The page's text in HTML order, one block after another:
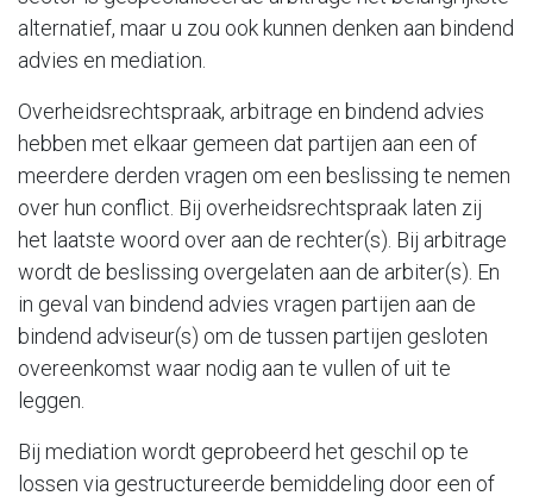
alternatief, maar u zou ook kunnen denken aan bindend
advies en mediation.
Overheidsrechtspraak, arbitrage en bindend advies
hebben met elkaar gemeen dat partijen aan een of
meerdere derden vragen om een beslissing te nemen
over hun conflict. Bij overheidsrechtspraak laten zij
het laatste woord over aan de rechter(s). Bij arbitrage
wordt de beslissing overgelaten aan de arbiter(s). En
in geval van bindend advies vragen partijen aan de
bindend adviseur(s) om de tussen partijen gesloten
overeenkomst waar nodig aan te vullen of uit te
leggen.
Bij mediation wordt geprobeerd het geschil op te
lossen via gestructureerde bemiddeling door een of